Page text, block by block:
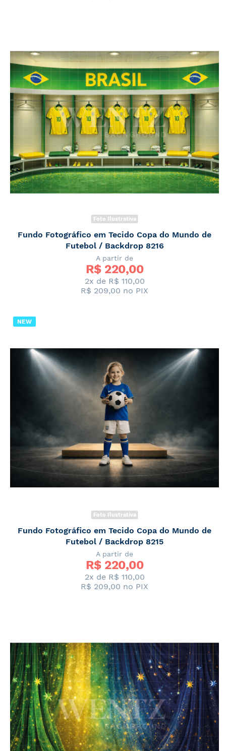
Foto Ilustrativa
Fundo Fotográfico em Tecido Copa do Mundo de
Futebol / Backdrop 8216
A partir de
R$ 220,00
2x de R$ 110,00
R$ 209,00 no PIX
NEW
Foto Ilustrativa
Fundo Fotográfico em Tecido Copa do Mundo de
Futebol / Backdrop 8215
A partir de
R$ 220,00
2x de R$ 110,00
R$ 209,00 no PIX